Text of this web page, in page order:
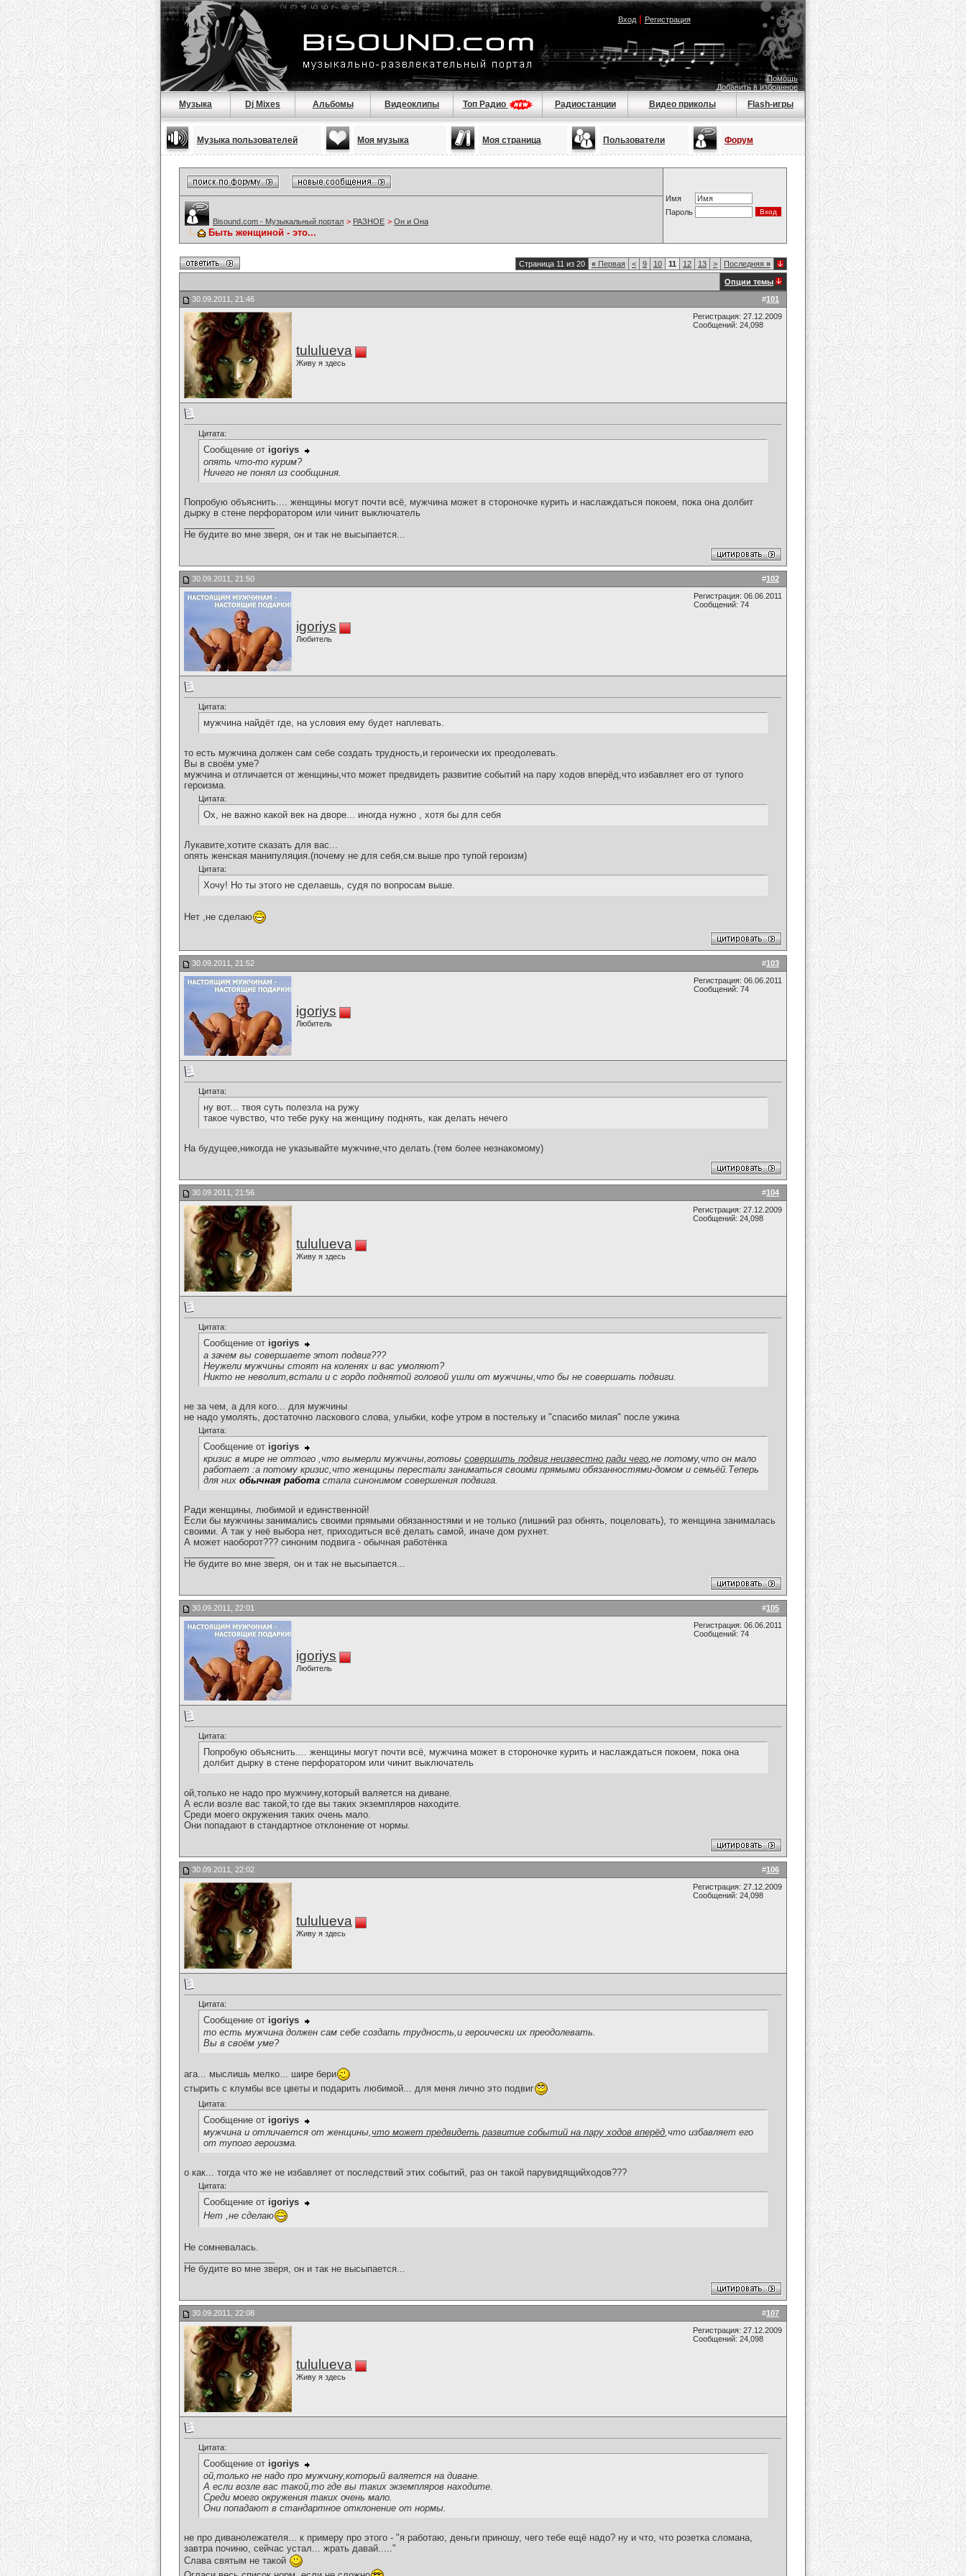
Вход| Регистрация
Помощь
Добавить в избранное
Музыка Dj Mixes Альбомы Видеоклипы Топ Радио Радиостанции Видео приколы Flash-игры
Музыка пользователей Моя музыка Моя страница Пользователи Форум
Имя
Пароль
Bisound.com - Музыкальный портал > РАЗНОЕ > Он и Она
Быть женщиной - это...
Страница 11 из 20 « Первая < 9 10 11 12 13 > Последняя »
Опции темы
#101
30.09.2011, 21:46
tululueva
Живу я здесь
Регистрация: 27.12.2009
Сообщений: 24,098
Цитата:
Сообщение от igoriys
опять что-то курим?
Ничего не понял из сообщиния.
Попробую объяснить.... женщины могут почти всё, мужчина может в стороночке курить и наслаждаться покоем, пока она долбит
дырку в стене перфоратором или чинит выключатель
Не будите во мне зверя, он и так не высыпается...
#102
30.09.2011, 21:50
igoriys
Любитель
Регистрация: 06.06.2011
Сообщений: 74
Цитата:
мужчина найдёт где, на условия ему будет наплевать.
то есть мужчина должен сам себе создать трудность,и героически их преодолевать.
Вы в своём уме?
мужчина и отличается от женщины,что может предвидеть развитие событий на пару ходов вперёд,что избавляет его от тупого
героизма.
Цитата:
Ох, не важно какой век на дворе... иногда нужно , хотя бы для себя
Лукавите,хотите сказать для вас...
опять женская манипуляция.(почему не для себя,см.выше про тупой героизм)
Цитата:
Хочу! Но ты этого не сделаешь, судя по вопросам выше.
Нет ,не сделаю
#103
30.09.2011, 21:52
igoriys
Любитель
Регистрация: 06.06.2011
Сообщений: 74
Цитата:
ну вот... твоя суть полезла на ружу
такое чувство, что тебе руку на женщину поднять, как делать нечего
На будущее,никогда не указывайте мужчине,что делать.(тем более незнакомому)
#104
30.09.2011, 21:56
tululueva
Живу я здесь
Регистрация: 27.12.2009
Сообщений: 24,098
Цитата:
Сообщение от igoriys
а зачем вы совершаете этот подвиг???
Неужели мужчины стоят на коленях и вас умоляют?
Никто не неволит,встали и с гордо поднятой головой ушли от мужчины,что бы не совершать подвиги.
не за чем, а для кого... для мужчины
не надо умолять, достаточно ласкового слова, улыбки, кофе утром в постельку и "спасибо милая" после ужина
Цитата:
Сообщение от igoriys
кризис в мире не оттого ,что вымерли мужчины,готовы совершить подвиг неизвестно ради чего ,не потому,что он мало
работает :а потому кризис,что женщины перестали заниматься своими прямыми обязанностями-домом и семьёй.Теперь
для них обычная работа стала синонимом совершения подвига.
Ради женщины, любимой и единственной!
Если бы мужчины занимались своими прямыми обязанностями и не только (лишний раз обнять, поцеловать), то женщина занималась
своими. А так у неё выбора нет, приходиться всё делать самой, иначе дом рухнет.
А может наоборот??? синоним подвига - обычная работёнка
Не будите во мне зверя, он и так не высыпается...
#105
30.09.2011, 22:01
igoriys
Любитель
Регистрация: 06.06.2011
Сообщений: 74
Цитата:
Попробую объяснить.... женщины могут почти всё, мужчина может в стороночке курить и наслаждаться покоем, пока она
долбит дырку в стене перфоратором или чинит выключатель
ой,только не надо про мужчину,который валяется на диване.
А если возле вас такой,то где вы таких экземпляров находите.
Среди моего окружения таких очень мало.
Они попадают в стандартное отклонение от нормы.
#106
30.09.2011, 22:02
tululueva
Живу я здесь
Регистрация: 27.12.2009
Сообщений: 24,098
Цитата:
Сообщение от igoriys
то есть мужчина должен сам себе создать трудность,и героически их преодолевать.
Вы в своём уме?
ага... мыслишь мелко... шире бери
стырить с клумбы все цветы и подарить любимой... для меня лично это подвиг
Цитата:
Сообщение от igoriys
мужчина и отличается от женщины, что может предвидеть развитие событий на пару ходов вперёд ,что избавляет его
от тупого героизма.
о как... тогда что же не избавляет от последствий этих событий, раз он такой парувидящийходов???
Цитата:
Сообщение от igoriys
Нет ,не сделаю
Не сомневалась.
Не будите во мне зверя, он и так не высыпается...
#107
30.09.2011, 22:08
tululueva
Живу я здесь
Регистрация: 27.12.2009
Сообщений: 24,098
Цитата:
Сообщение от igoriys
ой,только не надо про мужчину,который валяется на диване.
А если возле вас такой,то где вы таких экземпляров находите.
Среди моего окружения таких очень мало.
Они попадают в стандартное отклонение от нормы.
не про диванолежателя... к примеру про этого - "я работаю, деньги приношу, чего тебе ещё надо? ну и что, что розетка сломана,
завтра починю, сейчас устал... жрать давай....."
Слава святым не такой